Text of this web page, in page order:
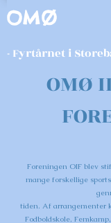
OMØ
- Fyrtårnet i
OMØ
Foreningen OIF blev
mange forskellige
tiden. Af arrangementer
Fodboldskole,